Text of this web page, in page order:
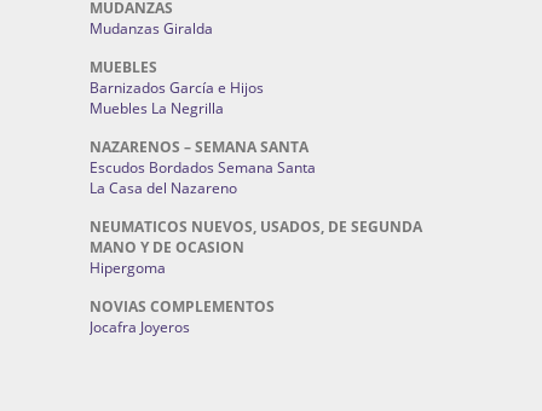
MUDANZAS
Mudanzas Giralda
MUEBLES
Barnizados García e Hijos
Muebles La Negrilla
NAZARENOS – SEMANA SANTA
Escudos Bordados Semana Santa
La Casa del Nazareno
NEUMATICOS NUEVOS, USADOS, DE SEGUNDA
MANO Y DE OCASION
Hipergoma
NOVIAS COMPLEMENTOS
Jocafra Joyeros